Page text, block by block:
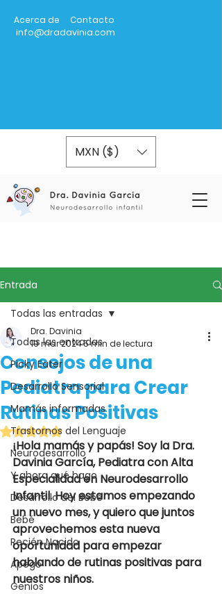
Acerca de
Contacto
info@dradavinia.com
MXN ($)
Entrada
Todas las entradas
Picky Eater
Desarrollo Sensorial
Mamás informadas
Trastornos del Lenguaje
Neurodesarrollo
Y ahora qué hago
Desarrollo del Bebé
Bebé
Recién Nacido
Apego
Genios
Todas las entradas
Consejos de una
Pediatra para Crear
Rutinas Positivas
Dra. Davinia
19 mar 20245 min de lectura
Obtuvo NaN de 5 estrellas.
¡Hola mamás y papás! Soy la Dra.
Davinia García, Pediatra con Alta
Especialidad en Neurodesarrollo
Infantil. Hoy estamos empezando
un nuevo mes, y quiero que juntos
aprovechemos esta nueva
oportunidad para empezar
hablando de rutinas positivas para
nuestros niños.